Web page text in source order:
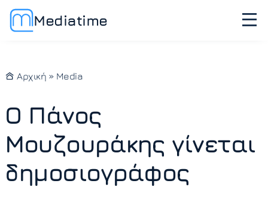
Mediatime
Αρχική » Media
Ο Πάνος
Μουζουράκης γίνεται
δημοσιογράφος